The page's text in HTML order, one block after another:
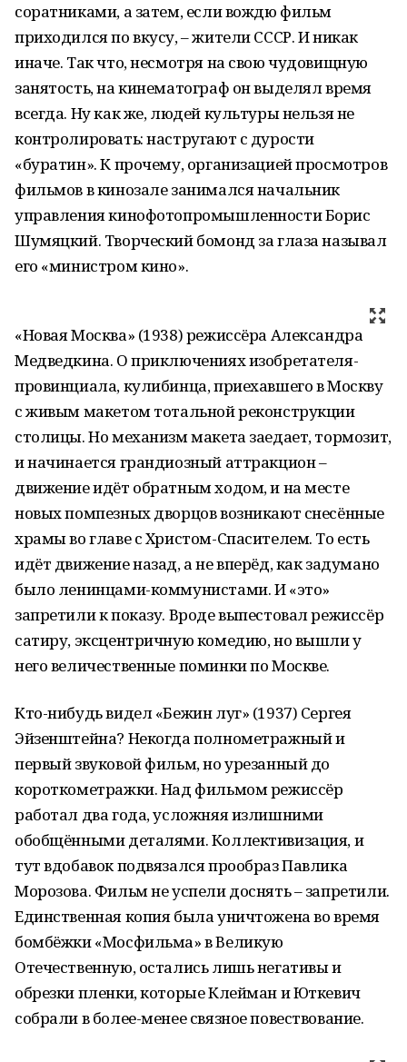
соратниками, а затем, если вождю фильм
приходился по вкусу, – жители СССР. И никак
иначе. Так что, несмотря на свою чудовищную
занятость, на кинематограф он выделял время
всегда. Ну как же, людей культуры нельзя не
контролировать: настругают с дурости
«буратин». К прочему, организацией просмотров
фильмов в кинозале занимался начальник
управления кинофотопромышленности Борис
Шумяцкий. Творческий бомонд за глаза называл
его «министром кино».
«Новая Москва» (1938) режиссёра Александра
Медведкина. О приключениях изобретателя-
провинциала, кулибинца, приехавшего в Москву
с живым макетом тотальной реконструкции
столицы. Но механизм макета заедает, тормозит,
и начинается грандиозный аттракцион –
движение идёт обратным ходом, и на месте
новых помпезных дворцов возникают снесённые
храмы во главе с Христом-Спасителем. То есть
идёт движение назад, а не вперёд, как задумано
было ленинцами-коммунистами. И «это»
запретили к показу. Вроде выпестовал режиссёр
сатиру, эксцентричную комедию, но вышли у
него величественные поминки по Москве.
Кто-нибудь видел «Бежин луг» (1937) Сергея
Эйзенштейна? Некогда полнометражный и
первый звуковой фильм, но урезанный до
короткометражки. Над фильмом режиссёр
работал два года, усложняя излишними
обобщёнными деталями. Коллективизация, и
тут вдобавок подвязался прообраз Павлика
Морозова. Фильм не успели доснять – запретили.
Единственная копия была уничтожена во время
бомбёжки «Мосфильма» в Великую
Отечественную, остались лишь негативы и
обрезки пленки, которые Клейман и Юткевич
собрали в более-менее связное повествование.